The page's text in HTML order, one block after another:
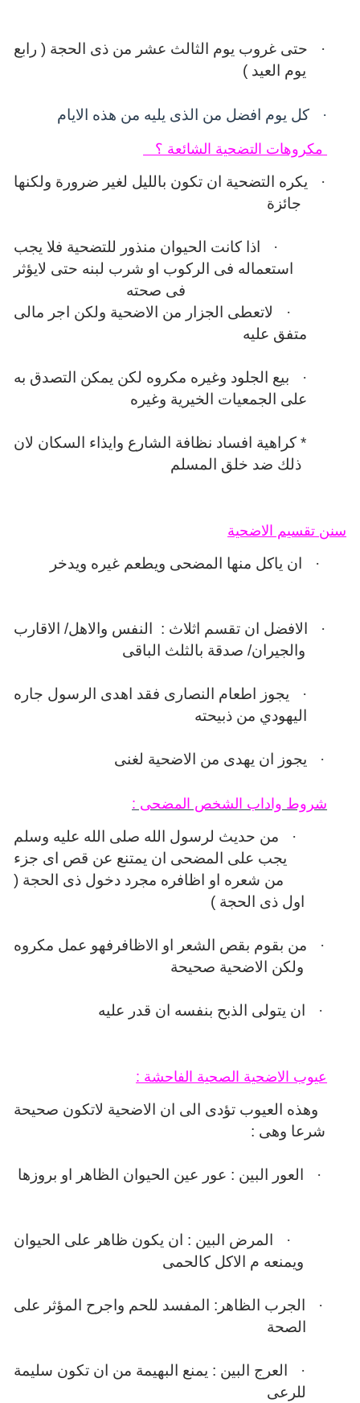
·
حتى غروب يوم الثالث عشر من ذى الحجة ( رابع
يوم العيد )
· كل يوم افضل من الذى يليه من هذه الايام
مكروهات التضحية الشائعة ؟
·
يكره التضحية ان تكون بالليل لغير ضرورة ولكنها
جائزة
·
اذا كانت الحيوان منذور للتضحية فلا يجب
استعماله فى الركوب او شرب لبنه حتى لايؤثر
فى صحته
·
لاتعطى الجزار من الاضحية ولكن اجر مالى
متفق عليه
·
بيع الجلود وغيره مكروه لكن يمكن التصدق به
على الجمعيات الخيرية وغيره
* كراهية افساد نظافة الشارع وايذاء السكان لان
ذلك ضد خلق المسلم
سنن تقسيم الاضحية
· ان ياكل منها المضحى ويطعم غيره ويدخر
· الافضل ان تقسم اثلاث :
النفس والاهل/ الاقارب
والجيران/ صدقة بالثلث الباقى
·
يجوز اطعام النصارى فقد اهدى الرسول جاره
اليهودي من ذبيحته
· يجوز ان يهدى من الاضحية لغنى
شروط واداب الشخص المضحى :
·
من حديث لرسول الله صلى الله عليه وسلم
يجب على المضحى ان يمتنع عن قص اى جزء
من شعره او اظافره مجرد دخول ذى الحجة (
اول ذى الحجة )
·
من بقوم بقص الشعر او الاظافرفهو عمل مكروه
ولكن الاضحية صحيحة
· ان يتولى الذبح بنفسه ان قدر عليه
عيوب الاضحية الصحية الفاحشة :
وهذه العيوب تؤدى الى ان الاضحية لاتكون صحيحة
شرعا وهى :
· العور البين : عور عين الحيوان الظاهر او بروزها
·
المرض البين : ان يكون ظاهر على الحيوان
ويمنعه م الاكل كالحمى
·
الجرب الظاهر: المفسد للحم واجرح المؤثر على
الصحة
·
العرج البين : يمنع البهيمة من ان تكون سليمة
للرعى